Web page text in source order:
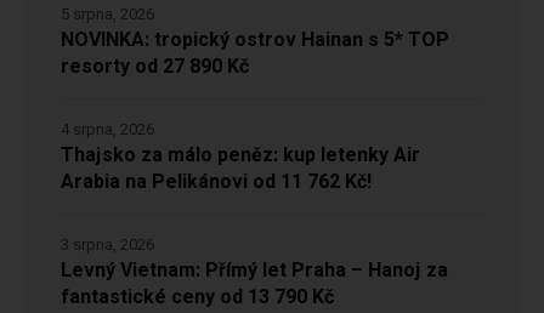
NOVINKA: tropický ostrov Hainan s 5* TOP
resorty od 27 890 Kč
5 srpna, 2026
Thajsko za málo peněz: kup letenky Air
Arabia na Pelikánovi od 11 762 Kč!
4 srpna, 2026
Levný Vietnam: Přímý let Praha – Hanoj za
fantastické ceny od 13 790 Kč
3 srpna, 2026